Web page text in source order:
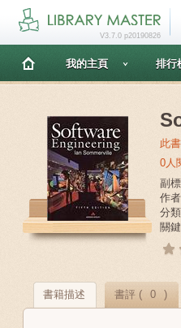
V3.7.0 p20190826
我的主頁 排行
此
0人
副
作
分
關
書籍描述 書評 ( 0 )